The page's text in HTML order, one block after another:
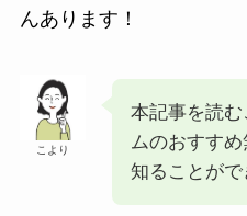
んあります！
こより
本記事を読
ムのおすすめ
知ることがで